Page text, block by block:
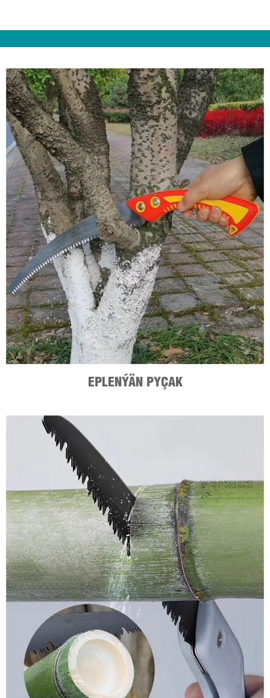
EPLENÝÄN PYÇAK